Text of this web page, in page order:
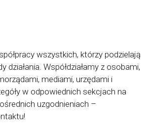
wszystkich, którzy podzielają
działania. Współdziałamy z osobami,
mediami, urzędami i
w odpowiednich sekcjach na
uzgodnieniach –